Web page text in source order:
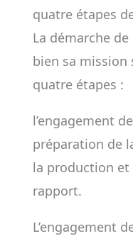
quatre étapes
La démarche
bien sa
quatre étapes :
l’engagement
préparation de
la production
rapport.
L’engagement